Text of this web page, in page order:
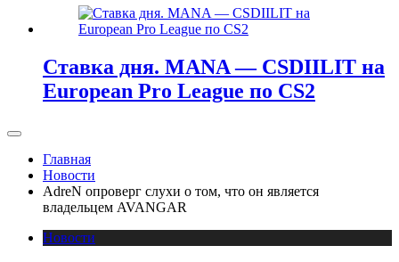
Ставка дня. MANA — CSDIILIT на
European Pro League по CS2
Главная
Новости
AdreN опроверг слухи о том, что он является
владельцем AVANGAR
Новости